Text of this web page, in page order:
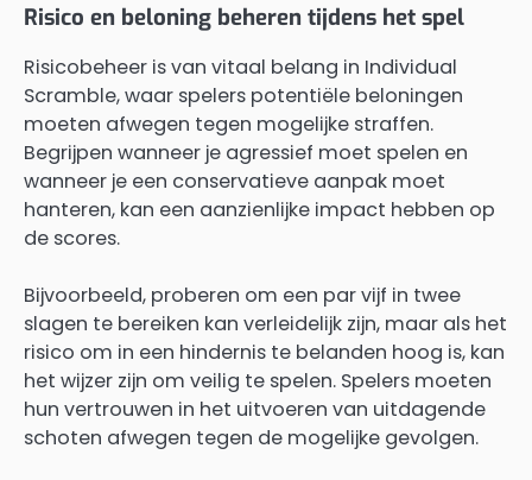
Risico en beloning beheren tijdens het spel
Risicobeheer is van vitaal belang in Individual
Scramble, waar spelers potentiële beloningen
moeten afwegen tegen mogelijke straffen.
Begrijpen wanneer je agressief moet spelen en
wanneer je een conservatieve aanpak moet
hanteren, kan een aanzienlijke impact hebben op
de scores.
Bijvoorbeeld, proberen om een par vijf in twee
slagen te bereiken kan verleidelijk zijn, maar als het
risico om in een hindernis te belanden hoog is, kan
het wijzer zijn om veilig te spelen. Spelers moeten
hun vertrouwen in het uitvoeren van uitdagende
schoten afwegen tegen de mogelijke gevolgen.